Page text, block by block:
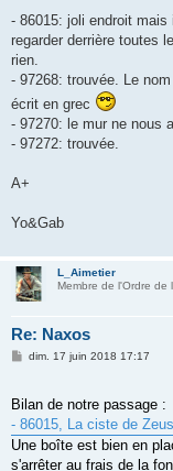
- 86015: joli endroit
regarder derrière toutes
rien.
- 97268: trouvée. Le
écrit en grec
- 97270: le mur ne nous
- 97272: trouvée.
A+
Yo&Gab
L_Aimetier
Membre de l'Ordre de
Re: Naxos
M
a
g
e
dim. 17 juin 2018 17:17
Bilan de notre passage :
- 86015, La ciste de
Une boîte est bien en
s'arrêter au frais de la